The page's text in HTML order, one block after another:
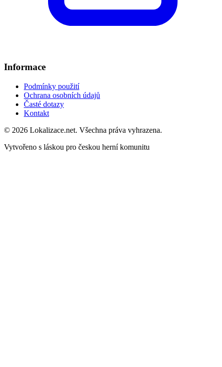
Informace
Podmínky použití
Ochrana osobních údajů
Časté dotazy
Kontakt
© 2026 Lokalizace.net. Všechna práva vyhrazena.
Vytvořeno s láskou pro českou herní komunitu